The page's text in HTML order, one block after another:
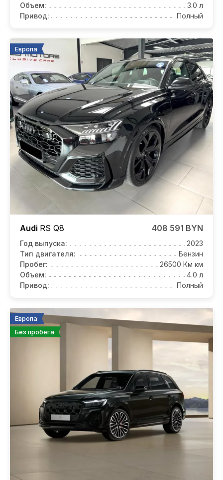
Объем:
3.0 л
Привод:
Полный
Европа
Audi RS Q8 408 591 BYN
Год выпуска:
2023
Тип двигателя:
Бензин
Пробег:
26500 Км км
Объем:
4.0 л
Привод:
Полный
Европа
Без пробега